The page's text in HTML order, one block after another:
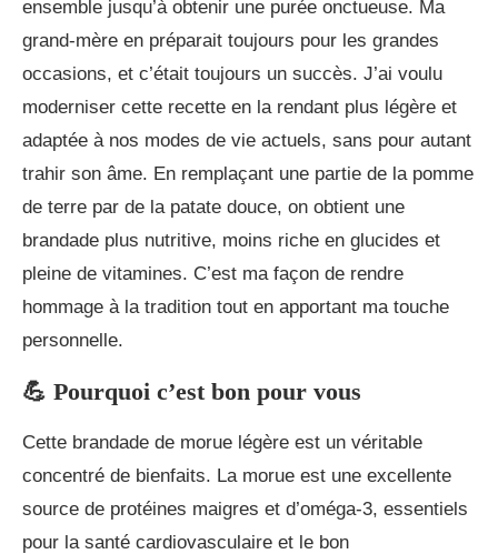
ensemble jusqu’à obtenir une purée onctueuse. Ma
grand-mère en préparait toujours pour les grandes
occasions, et c’était toujours un succès. J’ai voulu
moderniser cette recette en la rendant plus légère et
adaptée à nos modes de vie actuels, sans pour autant
trahir son âme. En remplaçant une partie de la pomme
de terre par de la patate douce, on obtient une
brandade plus nutritive, moins riche en glucides et
pleine de vitamines. C’est ma façon de rendre
hommage à la tradition tout en apportant ma touche
personnelle.
💪 Pourquoi c’est bon pour vous
Cette brandade de morue légère est un véritable
concentré de bienfaits. La morue est une excellente
source de protéines maigres et d’oméga-3, essentiels
pour la santé cardiovasculaire et le bon